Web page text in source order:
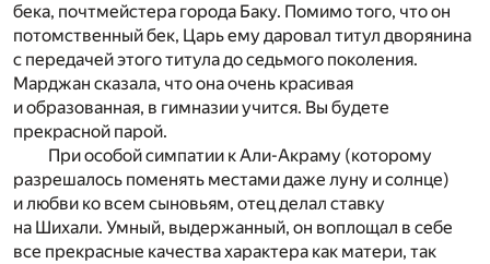
бека, почтмейстера города Баку. Помимо того, что он
потомственный бек, Царь ему даровал титул дворянина
с передачей этого титула до седьмого поколения.
Марджан сказала, что она очень красивая
и образованная, в гимназии учится. Вы будете
прекрасной парой.
При особой симпатии к Али-Акраму (которому
разрешалось поменять местами даже луну и солнце)
и любви ко всем сыновьям, отец делал ставку
на Шихали. Умный, выдержанный, он воплощал в себе
все прекрасные качества характера как матери, так